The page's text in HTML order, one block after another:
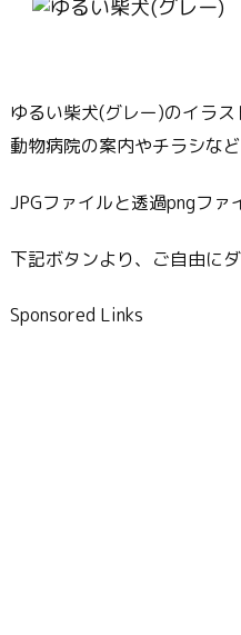
ゆるい柴犬(グレー)のイラス
動物病院の案内やチラシな
JPGファイルと透過pngファ
下記ボタンより、ご自由に
Sponsored Links